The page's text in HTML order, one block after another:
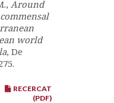
Around
world
, De
RECERCAT
(PDF)